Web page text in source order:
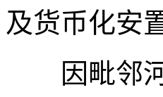
及货币化安
因毗邻河